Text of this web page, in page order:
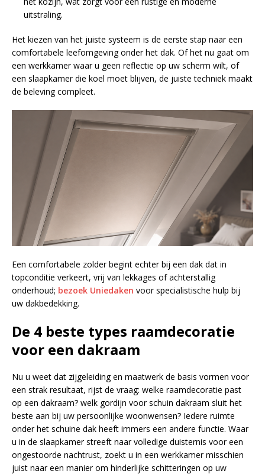
uitstraling.
Het kiezen van het juiste systeem is de eerste stap naar een
comfortabele leefomgeving onder het dak. Of het nu gaat om
een werkkamer waar u geen reflectie op uw scherm wilt, of
een slaapkamer die koel moet blijven, de juiste techniek maakt
de beleving compleet.
Een comfortabele zolder begint echter bij een dak dat in
topconditie verkeert, vrij van lekkages of achterstallig
onderhoud; bezoek Uniedaken voor specialistische hulp bij
uw dakbedekking.
De 4 beste types raamdecoratie
voor een dakraam
Nu u weet dat zijgeleiding en maatwerk de basis vormen voor
een strak resultaat, rijst de vraag: welke raamdecoratie past
op een dakraam? welk gordijn voor schuin dakraam sluit het
beste aan bij uw persoonlijke woonwensen? Iedere ruimte
onder het schuine dak heeft immers een andere functie. Waar
u in de slaapkamer streeft naar volledige duisternis voor een
ongestoorde nachtrust, zoekt u in een werkkamer misschien
juist naar een manier om hinderlijke schitteringen op uw